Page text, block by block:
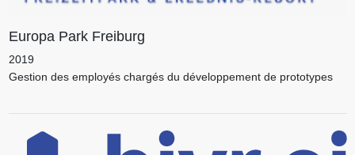
Europa Park Freiburg
2019
Gestion des employés chargés du développement de prototypes